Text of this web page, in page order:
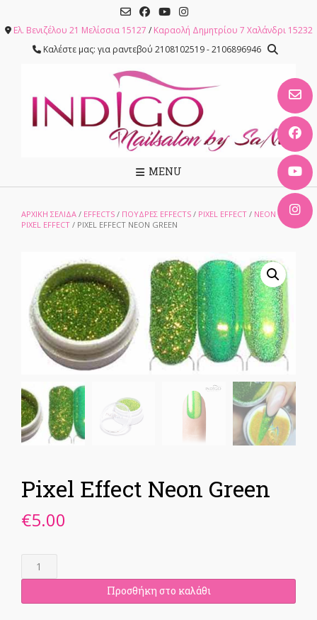
content
Ελ. Βενιζέλου 21 Μελίσσια 15127 / Καραολή Δημητρίου 7 Χαλάνδρι 15232
Καλέστε μας: για ραντεβού 2108102519 - 2106896946
MENU
ΑΡΧΙΚΉ ΣΕΛΊΔΑ / EFFECTS / ΠΟΥΔΡΕΣ EFFECTS / PIXEL EFFECT / NEON
PIXEL EFFECT / PIXEL EFFECT NEON GREEN
Pixel Effect Neon Green
€5.00
Pixel
Green
Προσθήκη στο καλάθι